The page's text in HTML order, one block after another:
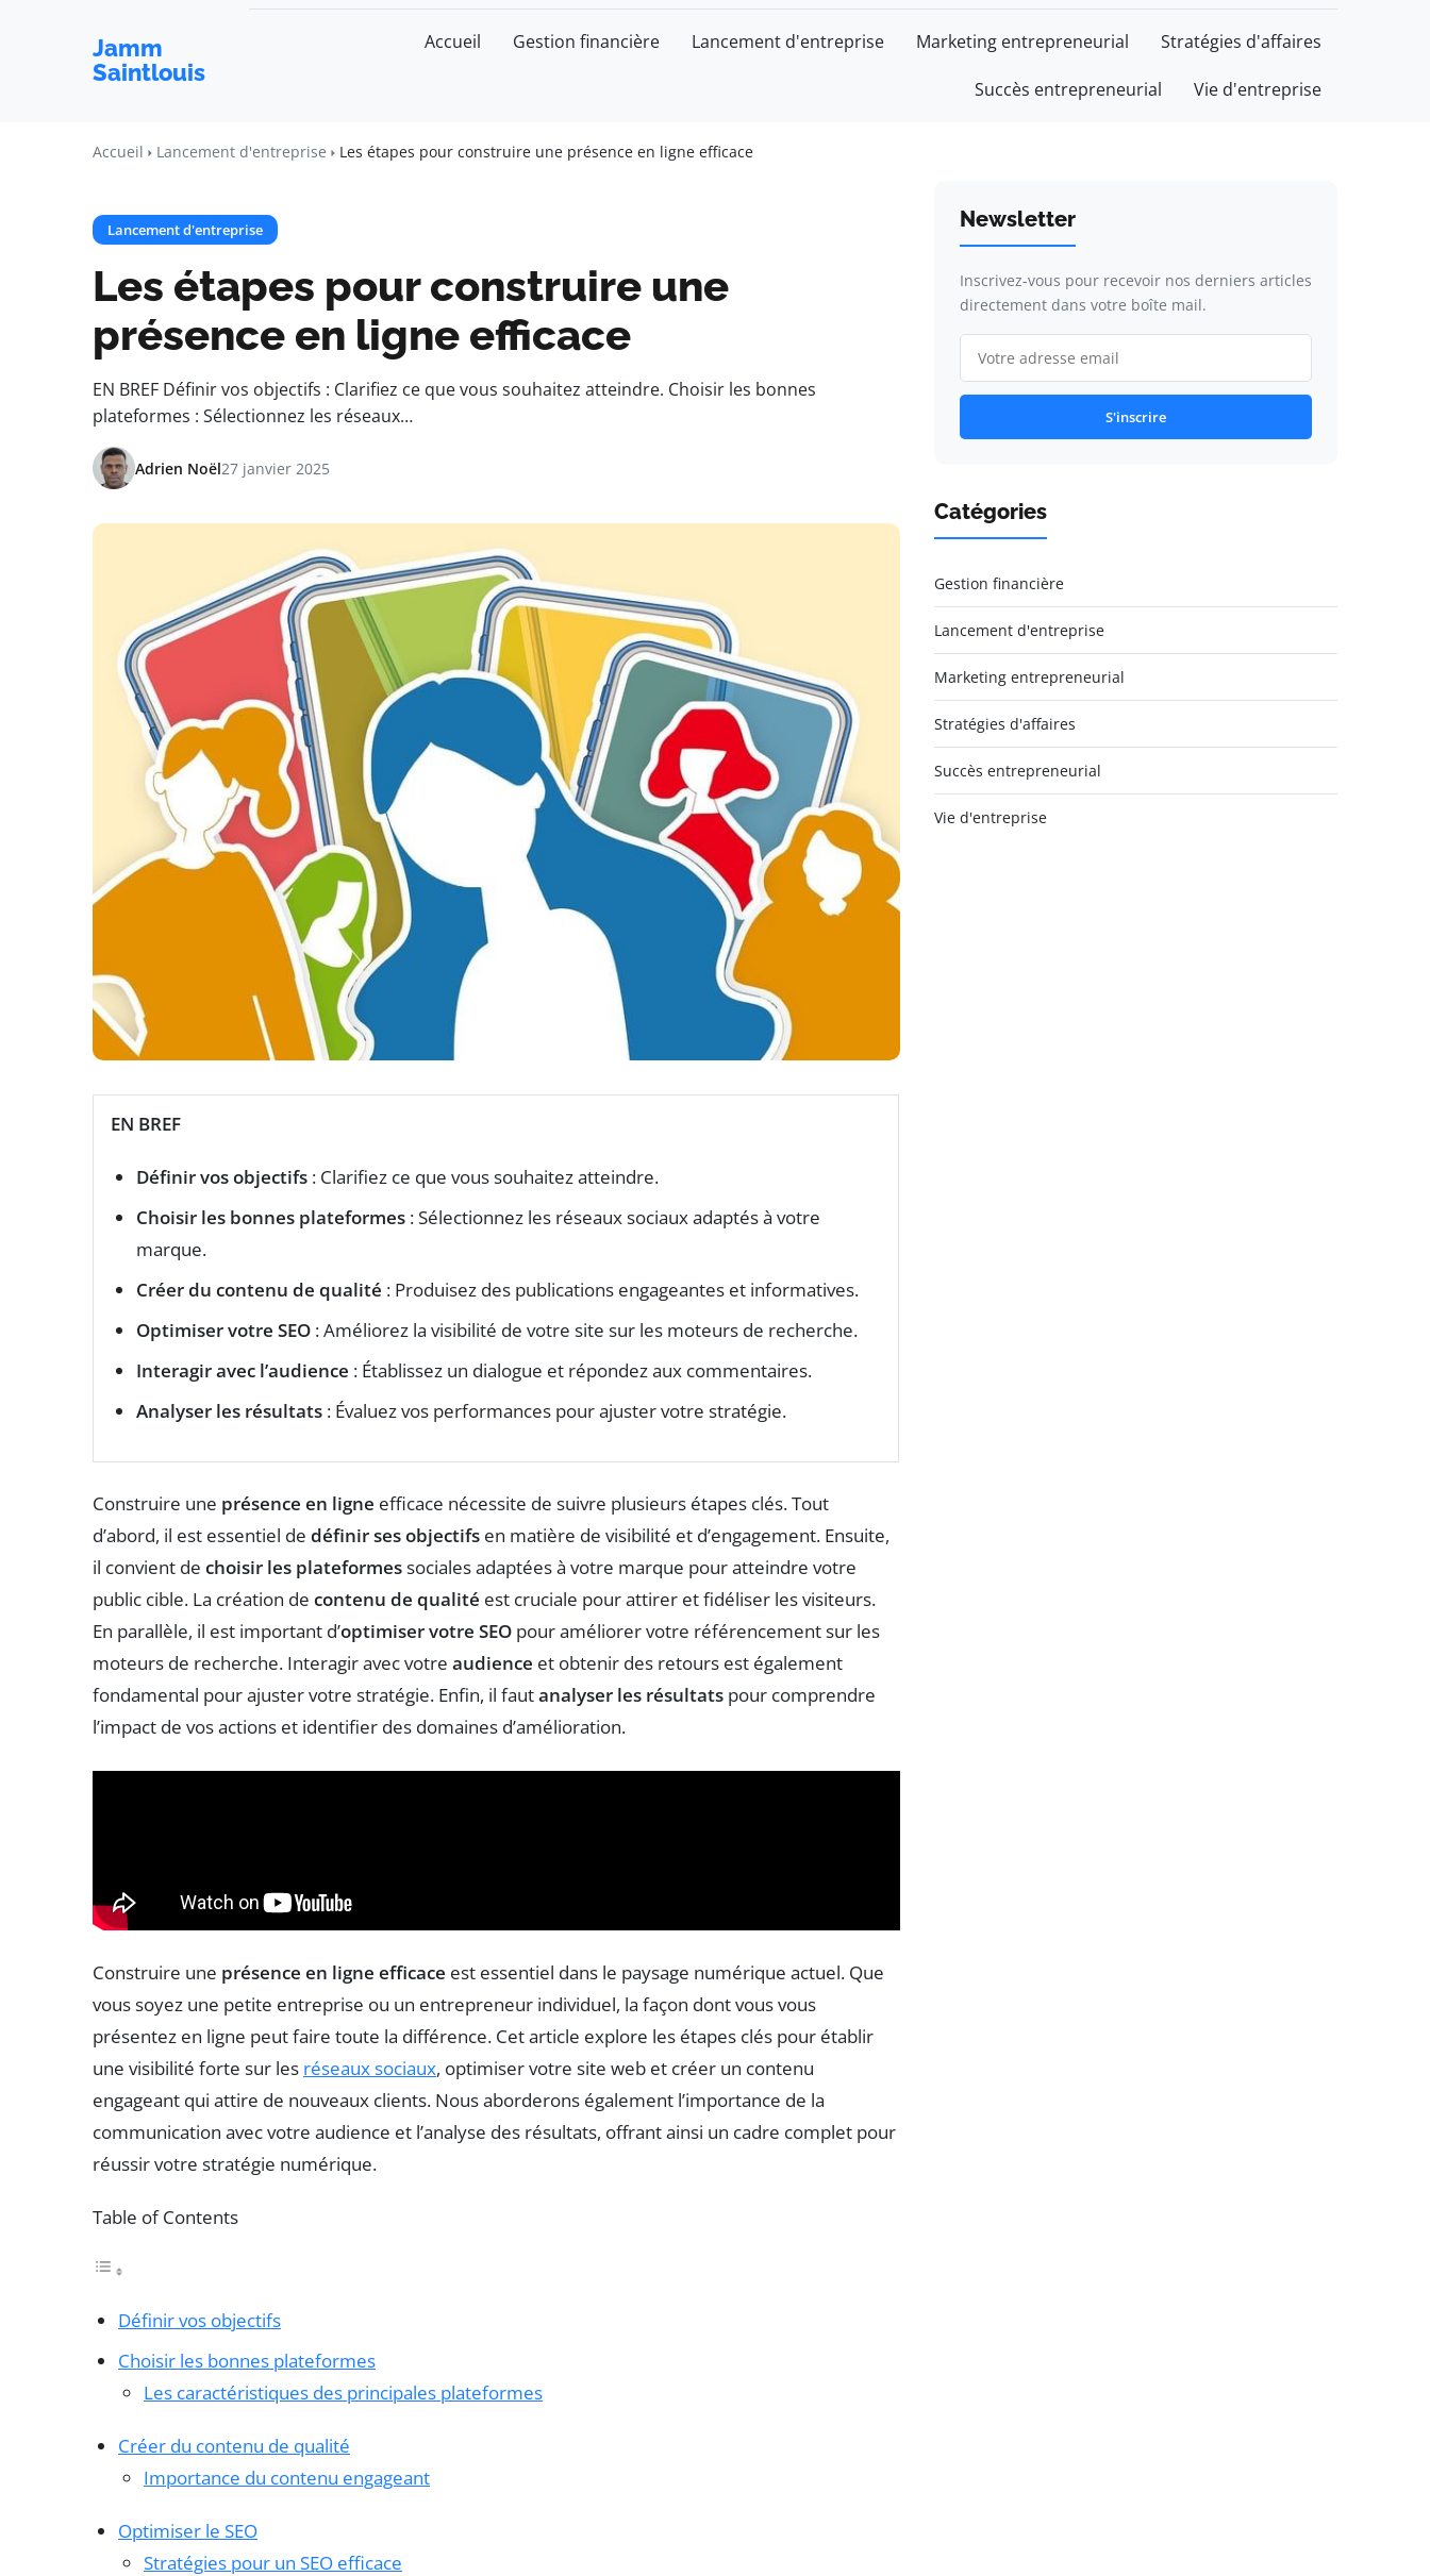
Jamm
Saintlouis
Accueil Gestion financière Lancement d'entreprise Marketing entrepreneurial Stratégies d'affaires
Succès entrepreneurial Vie d'entreprise
Accueil Lancement d'entreprise Les étapes pour construire une présence en ligne efficace
Lancement d'entreprise
Les étapes pour construire une
présence en ligne efficace
EN BREF Définir vos objectifs : Clarifiez ce que vous souhaitez atteindre. Choisir les bonnes
plateformes : Sélectionnez les réseaux…
Adrien Noël27 janvier 2025
EN BREF
Définir vos objectifs : Clarifiez ce que vous souhaitez atteindre.
Choisir les bonnes plateformes : Sélectionnez les réseaux sociaux adaptés à votre
marque.
Créer du contenu de qualité : Produisez des publications engageantes et informatives.
Optimiser votre SEO : Améliorez la visibilité de votre site sur les moteurs de recherche.
Interagir avec l’audience : Établissez un dialogue et répondez aux commentaires.
Analyser les résultats : Évaluez vos performances pour ajuster votre stratégie.
Construire une présence en ligne efficace nécessite de suivre plusieurs étapes clés. Tout
d’abord, il est essentiel de définir ses objectifs en matière de visibilité et d’engagement. Ensuite,
il convient de choisir les plateformessociales adaptées à votre marque pour atteindre votre
public cible. La création de contenu de qualité est cruciale pour attirer et fidéliser les visiteurs.
En parallèle, il est important d’optimiser votre SEO pour améliorer votre référencement sur les
moteurs de recherche. Interagir avec votre audience et obtenir des retours est également
fondamental pour ajuster votre stratégie. Enfin, il fautanalyser les résultats pour comprendre
l’impact de vos actions et identifier des domaines d’amélioration.
Construire une présence en ligne efficace est essentiel dans le paysage numérique actuel. Que
vous soyez une petite entreprise ou un entrepreneur individuel, la façon dont vous vous
présentez en ligne peut faire toute la différence. Cet article explore les étapes clés pour établir
une visibilité forte sur les réseaux sociaux, optimiser votre site web et créer un contenu
engageant qui attire de nouveaux clients. Nous aborderons également l’importance de la
communication avec votre audience et l’analyse des résultats, offrant ainsi un cadre complet pour
réussir votre stratégie numérique.
Table of Contents
Définir vos objectifs
Choisir les bonnes plateformes
Les caractéristiques des principales plateformes
Créer du contenu de qualité
Importance du contenu engageant
Optimiser le SEO
Stratégies pour un SEO efficace
Newsletter
Inscrivez-vous pour recevoir nos derniers articles
directement dans votre boîte mail.
S'inscrire
Catégories
Gestion financière
Lancement d'entreprise
Marketing entrepreneurial
Stratégies d'affaires
Succès entrepreneurial
Vie d'entreprise